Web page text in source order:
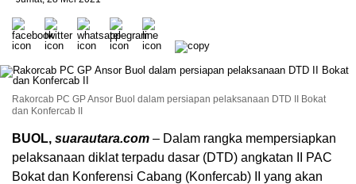
Rakorcab PC GP Ansor Buol dalam persiapan pelaksanaan DTD II Bokat
dan Konfercab II
BUOL, suarautara.com – Dalam rangka mempersiapkan
pelaksanaan diklat terpadu dasar (DTD) angkatan II PAC
Bokat dan Konferensi Cabang (Konfercab) II yang akan